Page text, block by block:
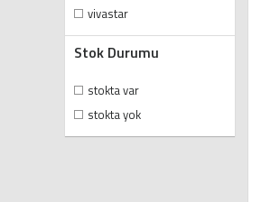
vivastar
Stok Durumu
stokta var
stokta yok